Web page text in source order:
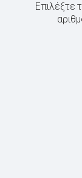
Επιλέξτε